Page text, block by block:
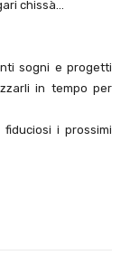
chissà…
sogni e progetti
in tempo per
i prossimi